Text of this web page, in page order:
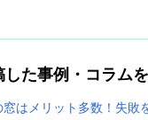
した事例・コラム
窓はメリット多数！失敗